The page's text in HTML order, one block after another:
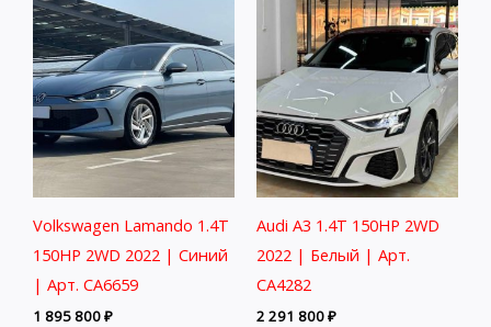
Volkswagen Lamando 1.4T
150HP 2WD 2022 | Синий
| Арт. CA6659
1 895 800₽
Audi A3 1.4T 150HP 2WD
2022 | Белый | Арт.
CA4282
2 291 800₽